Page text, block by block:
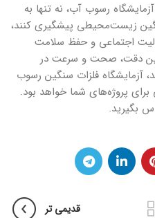
رسوب آب، نه تنها به
زیست‌محیطی پیشگیری کنند،
اجتماعی و حفظ سلامت
دقت، صحت و سرعت در
آزمایشگاه فلزات سنگین رسوب
پروژه‌های شما خواهد بود.
بگیرید.
قدیمی تر